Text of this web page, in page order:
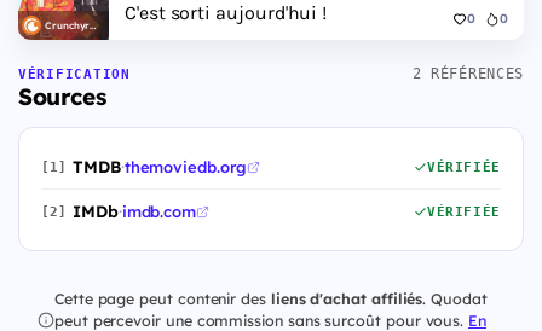
Crunchyroll
C'est sorti aujourd'hui ! 0 0
VÉRIFICATION
Sources
2 RÉFÉRENCES
[1] TMDB·themoviedb.org VÉRIFIÉE
[2] IMDb·imdb.com VÉRIFIÉE
Cette page peut contenir des liens d'achat affiliés. Quodat
peut percevoir une commission sans surcoût pour vous. En